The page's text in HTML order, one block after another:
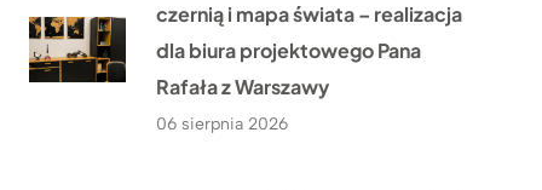
czernią i mapa świata – realizacja
dla biura projektowego Pana
Rafała z Warszawy
06 sierpnia 2026